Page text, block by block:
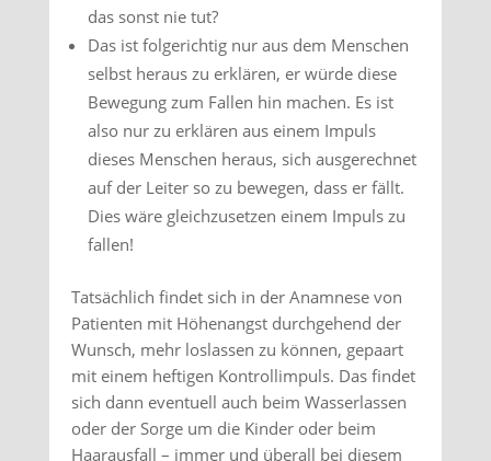
das sonst nie tut?
Das ist folgerichtig nur aus dem Menschen
selbst heraus zu erklären, er würde diese
Bewegung zum Fallen hin machen. Es ist
also nur zu erklären aus einem Impuls
dieses Menschen heraus, sich ausgerechnet
auf der Leiter so zu bewegen, dass er fällt.
Dies wäre gleichzusetzen einem Impuls zu
fallen!
Tatsächlich findet sich in der Anamnese von
Patienten mit Höhenangst durchgehend der
Wunsch, mehr loslassen zu können, gepaart
mit einem heftigen Kontrollimpuls. Das findet
sich dann eventuell auch beim Wasserlassen
oder der Sorge um die Kinder oder beim
Haarausfall – immer und überall bei diesem